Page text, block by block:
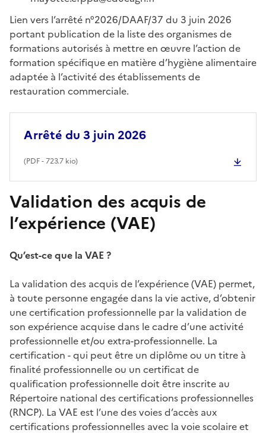
Lien vers l’arrêté n°2026/DAAF/37 du 3 juin 2026
portant publication de la liste des organismes de
formations autorisés à mettre en œuvre l’action de
formation spécifique en matière d’hygiène alimentaire
adaptée à l’activité des établissements de
restauration commerciale.
Arrêté du 3 juin 2026
(PDF- 723.7 kio)
Validation des acquis de
l’expérience (VAE)
Qu’est-ce que la VAE ?
La validation des acquis de l’expérience (VAE) permet,
à toute personne engagée dans la vie active, d’obtenir
une certification professionnelle par la validation de
son expérience acquise dans le cadre d’une activité
professionnelle et/ou extra-professionnelle. La
certification - qui peut être un diplôme ou un titre à
finalité professionnelle ou un certificat de
qualification professionnelle doit être inscrite au
Répertoire national des certifications professionnelles
(RNCP). La VAE est l’une des voies d’accès aux
certifications professionnelles avec la voie scolaire et